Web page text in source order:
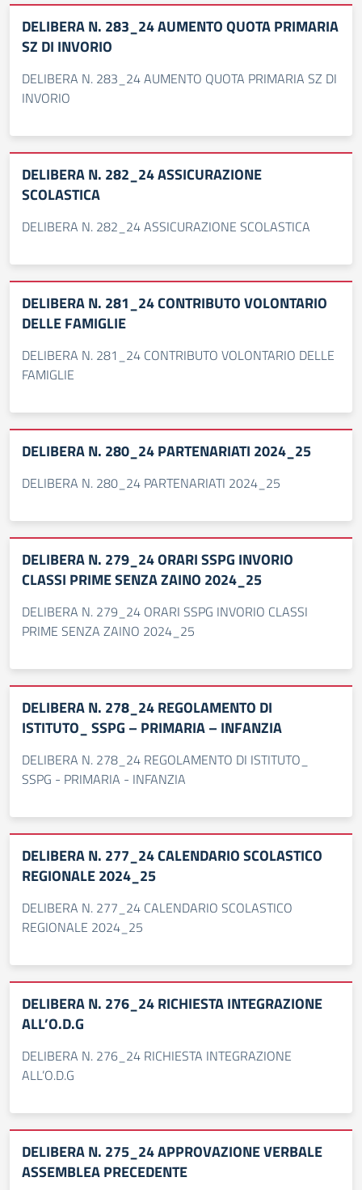
DELIBERA N. 283_24 AUMENTO QUOTA PRIMARIA
SZ DI INVORIO
DELIBERA N. 283_24 AUMENTO QUOTA PRIMARIA SZ DI
INVORIO
DELIBERA N. 282_24 ASSICURAZIONE
SCOLASTICA
DELIBERA N. 282_24 ASSICURAZIONE SCOLASTICA
DELIBERA N. 281_24 CONTRIBUTO VOLONTARIO
DELLE FAMIGLIE
DELIBERA N. 281_24 CONTRIBUTO VOLONTARIO DELLE
FAMIGLIE
DELIBERA N. 280_24 PARTENARIATI 2024_25
DELIBERA N. 280_24 PARTENARIATI 2024_25
DELIBERA N. 279_24 ORARI SSPG INVORIO
CLASSI PRIME SENZA ZAINO 2024_25
DELIBERA N. 279_24 ORARI SSPG INVORIO CLASSI
PRIME SENZA ZAINO 2024_25
DELIBERA N. 278_24 REGOLAMENTO DI
ISTITUTO_ SSPG – PRIMARIA – INFANZIA
DELIBERA N. 278_24 REGOLAMENTO DI ISTITUTO_
SSPG - PRIMARIA - INFANZIA
DELIBERA N. 277_24 CALENDARIO SCOLASTICO
REGIONALE 2024_25
DELIBERA N. 277_24 CALENDARIO SCOLASTICO
REGIONALE 2024_25
DELIBERA N. 276_24 RICHIESTA INTEGRAZIONE
ALL’O.D.G
DELIBERA N. 276_24 RICHIESTA INTEGRAZIONE
ALL’O.D.G
DELIBERA N. 275_24 APPROVAZIONE VERBALE
ASSEMBLEA PRECEDENTE